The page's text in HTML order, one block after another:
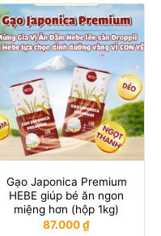
Gạo Japonica Premium
HEBE giúp bé ăn ngon
miệng hơn (hộp 1kg)
87.000₫